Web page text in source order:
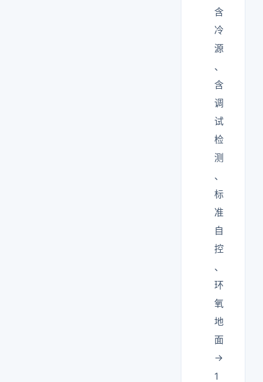
含
冷
源
、
含
调
试
检
测
、
标
准
自
控
、
环
氧
地
面
→
1